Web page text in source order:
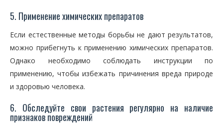
5. Применение химических препаратов
Если естественные методы борьбы не дают результатов,
можно прибегнуть к применению химических препаратов.
Однако необходимо соблюдать инструкции по
применению, чтобы избежать причинения вреда природе
и здоровью человека.
6. Обследуйте свои растения регулярно на наличие
признаков повреждений